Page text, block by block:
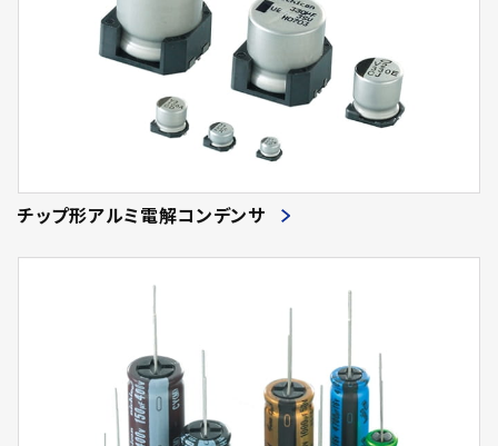
チップ形アルミ電解コンデンサ